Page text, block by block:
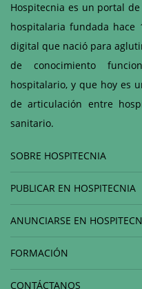
Hospitecnia es un portal
hospitalaria fundada hace
digital que nació para
de conocimiento
hospitalario, y que hoy es
de articulación entre
sanitario.
SOBRE HOSPITECNIA
PUBLICAR EN HOSPITECNIA
ANUNCIARSE EN
FORMACIÓN
CONTÁCTANOS